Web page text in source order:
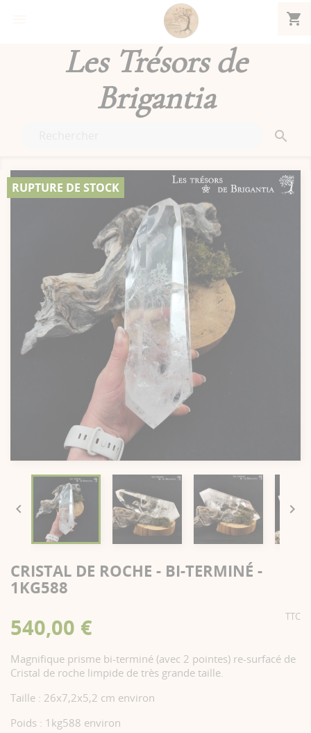
shopping_cart
Les Trésors de
Brigantia

RUPTURE DE STOCK
 
CRISTAL DE ROCHE - BI-TERMINÉ -
1KG588
540,00 € TTC
Magnifique prisme bi-terminé (avec 2 pointes) re-surfacé de
Cristal de roche limpide de très grande taille.
Taille : 26x7,2x5,2 cm environ
Poids : 1kg588 environ